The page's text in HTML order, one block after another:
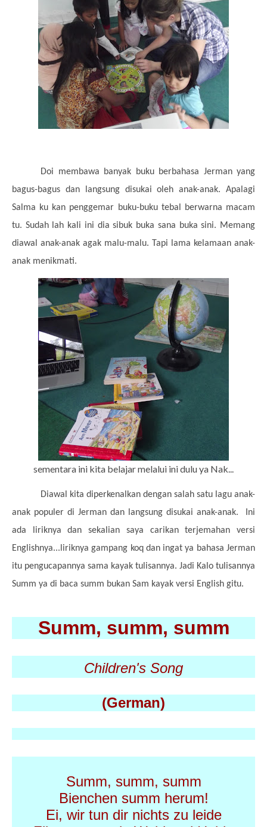
Doi membawa banyak buku berbahasa Jerman yang
bagus-bagus dan langsung disukai oleh anak-anak. Apalagi
Salma ku kan penggemar buku-buku tebal berwarna macam
tu. Sudah lah kali ini dia sibuk buka sana buka sini. Memang
diawal anak-anak agak malu-malu. Tapi lama kelamaan anak-
anak menikmati.
sementara ini kita belajar melalui ini dulu ya Nak...
Diawal kita diperkenalkan dengan salah satu lagu anak-
anak populer di Jerman dan langsung disukai anak-anak.
Ini
ada liriknya dan sekalian saya carikan terjemahan versi
Englishnya...liriknya gampang koq dan ingat ya bahasa Jerman
itu pengucapannya sama kayak tulisannya. Jadi Kalo tulisannya
Summ ya di baca summ bukan Sam kayak versi English gitu.
Summ, summ, summ
Children's Song
(German)
Summ, summ, summ
Bienchen summ herum!
Ei, wir tun dir nichts zu leide